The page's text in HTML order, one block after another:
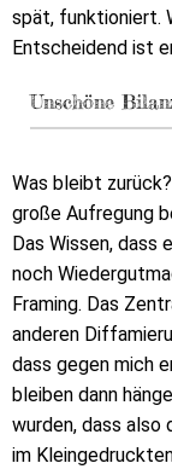
spät, funktioniert.
Entscheidend ist
Unschöne
Was bleibt
große Aufregung
Das Wissen, dass
noch
Framing. Das
anderen
dass gegen mich
bleiben dann
wurden, dass also
im